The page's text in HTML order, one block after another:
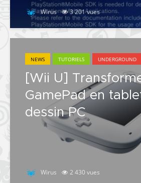
Wirus 3 201 vues
NEWS TUTORIELS UNDERGROUND
[Wii U]
GamePad en
dessin PC
Wirus 2 430 vues